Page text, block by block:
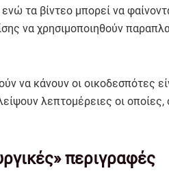
ενώ τα βίντεο μπορεί να
να χρησιμοποιηθούν
να κάνουν οι οικοδεσπότες
λεπτομέρειες οι
περιγραφές